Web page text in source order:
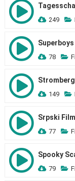
249
78
Stromberg
149
Srpski Film
77
Spooky
79